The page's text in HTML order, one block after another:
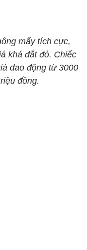
mấy tích cực,
khá đắt đỏ. Chiếc
dao động từ 3000
đồng.